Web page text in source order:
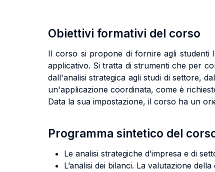
Obiettivi formativi del corso
Il corso si propone di fornire agli studenti
applicativo. Si tratta di strumenti che per
dall'analisi strategica agli studi di settore,
un'applicazione coordinata, come è
Data la sua impostazione, il corso ha un
Programma sintetico del
Le analisi strategiche d’impresa e di
L’analisi dei bilanci. La valutazione